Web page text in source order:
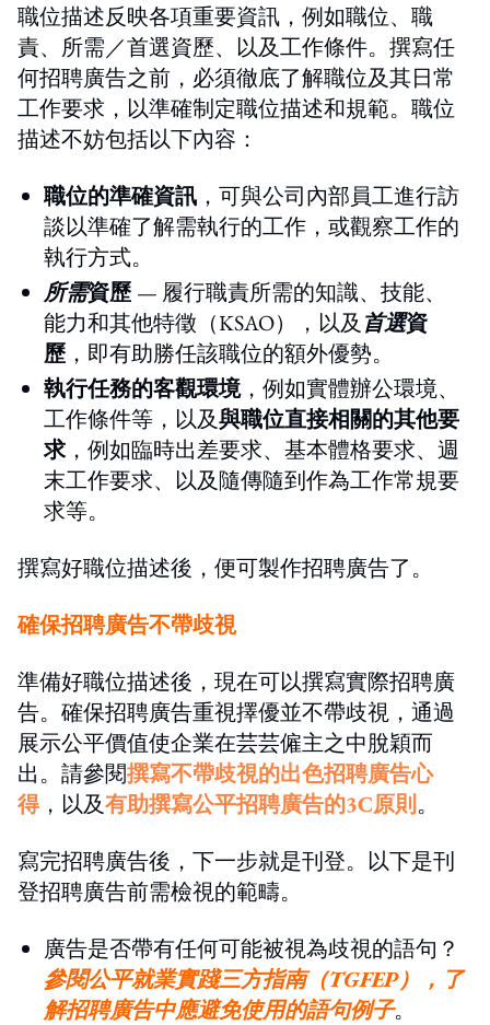
職位描述反映各項重要資訊，例如職位、職
責、所需／首選資歷、以及工作條件。撰寫任
何招聘廣告之前，必須徹底了解職位及其日常
工作要求，以準確制定職位描述和規範。職位
描述不妨包括以下內容：
職位的準確資訊 ，可與公司內部員工進行訪
談以準確了解需執行的工作，或觀察工作的
執行方式。
所需資歷 — 履行職責所需的知識、技能、
能力和其他特徵（KSAO），以及 首選資
歷 ，即有助勝任該職位的額外優勢。
執行任務的客觀環境，例如實體辦公環境、
工作條件等，以及與職位直接相關的其他要
求，例如臨時出差要求、基本體格要求、週
末工作要求、以及隨傳隨到作為工作常規要
求等。
撰寫好職位描述後，便可製作招聘廣告了。
確保招聘廣告不帶歧視
準備好職位描述後，現在可以撰寫實際招聘廣
告。確保招聘廣告重視擇優並不帶歧視，通過
展示公平價值使企業在芸芸僱主之中脫穎而
出。請參閱撰寫不帶歧視的出色招聘廣告心
得，以及有助撰寫公平招聘廣告的3C原則。
寫完招聘廣告後，下一步就是刊登。以下是刊
登招聘廣告前需檢視的範疇。
廣告是否帶有任何可能被視為歧視的語句？
參閱公平就業實踐三方指南（TGFEP），了
解招聘廣告中應避免使用的語句例子。